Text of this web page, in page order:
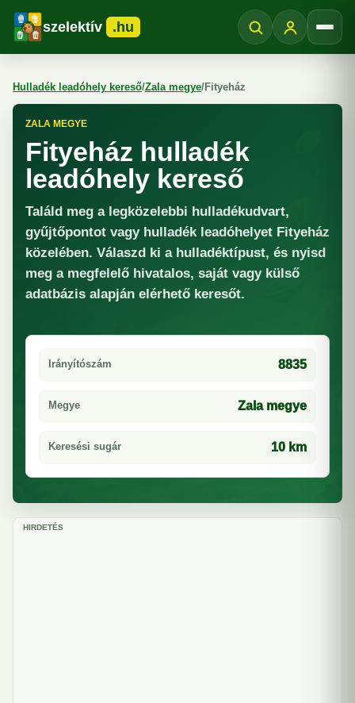
szelektív .hu
Hulladék leadóhely kereső/Zala megye/Fityeház
ZALA MEGYE
Fityeház hulladék
leadóhely kereső
Találd meg a legközelebbi hulladékudvart,
gyűjtőpontot vagy hulladék leadóhelyet Fityeház
közelében. Válaszd ki a hulladéktípust, és nyisd
meg a megfelelő hivatalos, saját vagy külső
adatbázis alapján elérhető keresőt.
Irányítószám 8835
Megye Zala megye
Keresési sugár 10 km
HIRDETÉS